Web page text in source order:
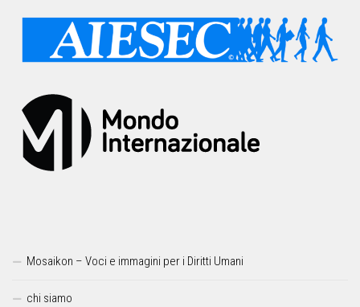
Mosaikon – Voci e immagini per i Diritti Umani
chi siamo